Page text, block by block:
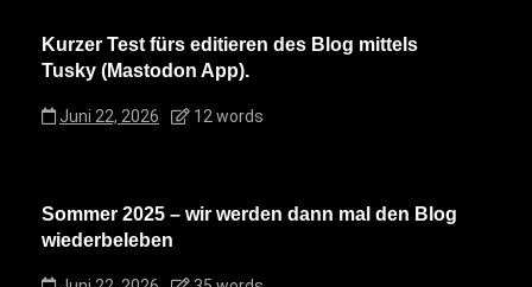
Kurzer Test fürs editieren des Blog mittels
Tusky (Mastodon App).
Juni 22, 2026 12 words
Sommer 2025 – wir werden dann mal den Blog
wiederbeleben